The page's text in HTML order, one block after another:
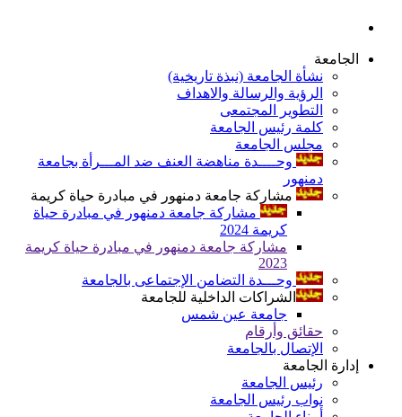
الجامعة
نشأة الجامعة (نبذة تاريخية)
الرؤية والرسالة والاهداف
التطوير المجتمعى
كلمة رئيس الجامعة
مجلس الجامعة
وحــــدة مناهضة العنف ضد المـــرأة بجامعة
دمنهور
مشاركة جامعة دمنهور في مبادرة حياة كريمة
مشاركة جامعة دمنهور في مبادرة حياة
كريمة 2024
مشاركة جامعة دمنهور في مبادرة حياة كريمة
2023
وحـــدة التضامن الإجتماعى بالجامعة
الشراكات الداخلية للجامعة
جامعة عين شمس
حقائق وأرقام
الإتصال بالجامعة
إدارة الجامعة
رئيس الجامعة
نواب رئيس الجامعة